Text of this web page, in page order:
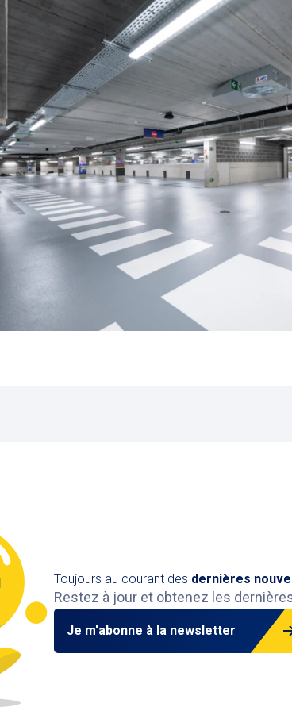
Toujours au courant des dernières
Restez à jour et obtenez les
Je m'abonne à la newsletter